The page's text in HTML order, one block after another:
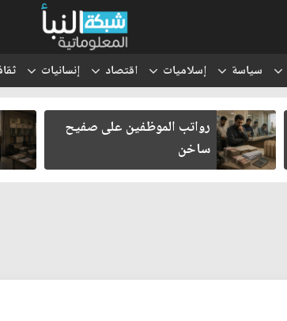
سياسة إسلاميات اقتصاد إنسانيات
رواتب الموظفين على صفيح
ساخن